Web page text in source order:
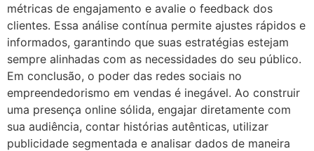
métricas de engajamento e avalie o feedback dos
clientes. Essa análise contínua permite ajustes rápidos e
informados, garantindo que suas estratégias estejam
sempre alinhadas com as necessidades do seu público.
Em conclusão, o poder das redes sociais no
empreendedorismo em vendas é inegável. Ao construir
uma presença online sólida, engajar diretamente com
sua audiência, contar histórias autênticas, utilizar
publicidade segmentada e analisar dados de maneira